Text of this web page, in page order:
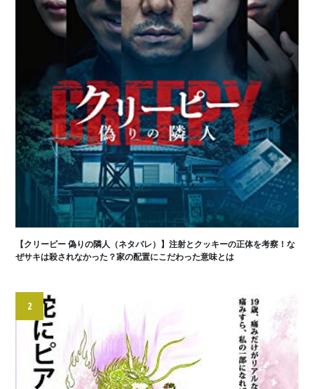
【クリーピー 偽りの隣人（ネタバレ）】注射とクッキーの正体を考察！な
ぜサキは殺されなかった？家の配置にこだわった意味とは
2